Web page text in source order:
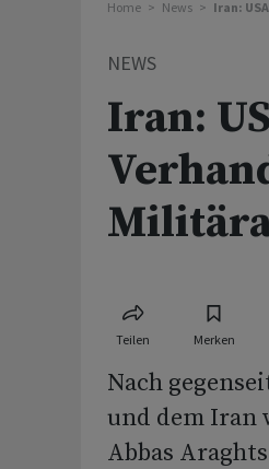
Home News Iran:
NEWS
Iran:
Teilen Merken
Nach
und dem Iran
Abbas